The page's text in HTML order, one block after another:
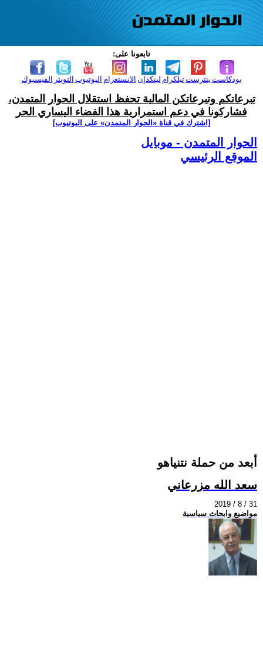
تابعونا على:
الفيسبوك التويتر اليوتيوب الانستغرام لينكدإن تيلكرامبنترست بودكاست
تبرعاتكم وتبرعاتكن المالية تحفظ استقلال الحوار المتمدن،
فشاركونا في دعم استمرارية هذا الفضاء اليساري الحر
[اشترك في قناة ‫«الحوار المتمدن» على اليوتيوب]
الحوار المتمدن - موبايل
الموقع الرئيسي
أبعد من حملة نتنياهو
سعد الله مزرعاني
2019 / 8 / 31
مواضيع وابحاث سياسية